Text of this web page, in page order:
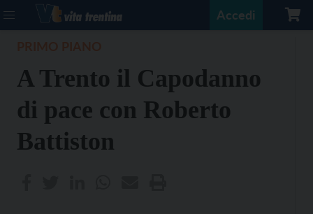
Accedi
A Trento il Capodanno
di pace con Roberto
Battiston